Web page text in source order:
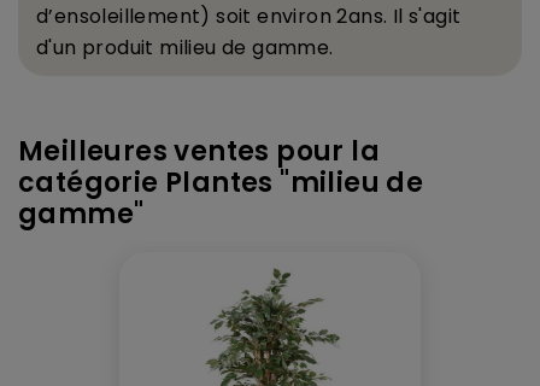
d’ensoleillement) soit environ 2ans. Il s'agit
d'un produit milieu de gamme.
Meilleures ventes pour la
catégorie Plantes "milieu de
gamme"